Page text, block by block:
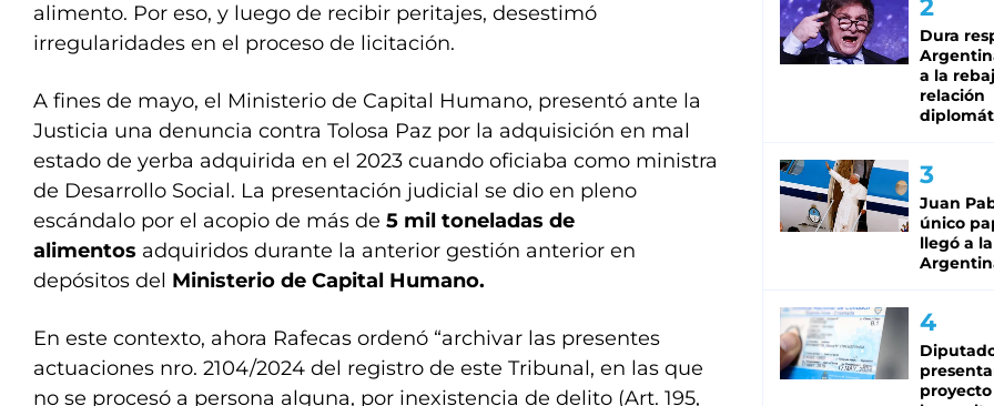
alimento. Por eso, y luego de recibir peritajes, desestimó
irregularidades en el proceso de licitación.
A fines de mayo, el Ministerio de Capital Humano, presentó ante la
Justicia una denuncia contra Tolosa Paz por la adquisición en mal
estado de yerba adquirida en el 2023 cuando oficiaba como ministra
de Desarrollo Social. La presentación judicial se dio en pleno
escándalo por el acopio de más de 5 mil toneladas de
alimentos adquiridos durante la anterior gestión anterior en
depósitos del Ministerio de Capital Humano.
En este contexto, ahora Rafecas ordenó “archivar las presentes
actuaciones nro. 2104/2024 del registro de este Tribunal, en las que
no se procesó a persona alguna, por inexistencia de delito (Art. 195,
Dura
a la
relación
Juan
único
llegó a la